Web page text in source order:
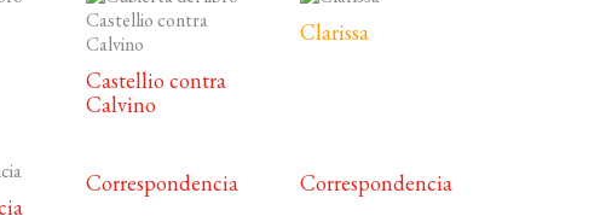
Castellio contra
Calvino
Clarissa
Correspondencia Correspondencia